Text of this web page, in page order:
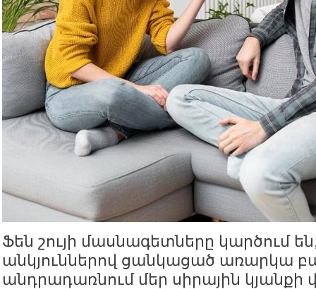
Ֆեն շույի մասնագետները կարծում
անկյուններով ցանկացած առարկա
անդրադառնում մեր սիրային